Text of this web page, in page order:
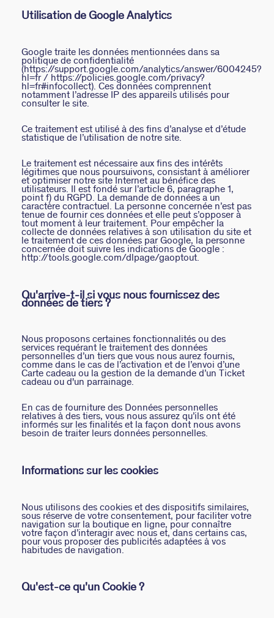
Utilisation de Google Analytics
Google traite les données mentionnées dans sa
politique de confidentialité
(https://support.google.com/analytics/answer/6004245?
hl=fr / https://policies.google.com/privacy?
hl=fr#infocollect). Ces données comprennent
notamment l’adresse IP des appareils utilisés pour
consulter le site.
Ce traitement est utilisé à des fins d’analyse et d’étude
statistique de l’utilisation de notre site.
Le traitement est nécessaire aux fins des intérêts
légitimes que nous poursuivons, consistant à améliorer
et optimiser notre site Internet au bénéfice des
utilisateurs. Il est fondé sur l’article 6, paragraphe 1,
point f) du RGPD. La demande de données a un
caractère contractuel. La personne concernée n’est pas
tenue de fournir ces données et elle peut s’opposer à
tout moment à leur traitement. Pour empêcher la
collecte de données relatives à son utilisation du site et
le traitement de ces données par Google, la personne
concernée doit suivre les indications de Google :
http://tools.google.com/dlpage/gaoptout.
Qu'arrive-t-il si vous nous fournissez des
données de tiers ?
Nous proposons certaines fonctionnalités ou des
services requérant le traitement des données
personnelles d’un tiers que vous nous aurez fournis,
comme dans le cas de l’activation et de l’envoi d’une
Carte cadeau ou la gestion de la demande d’un Ticket
cadeau ou d'un parrainage.
En cas de fourniture des Données personnelles
relatives à des tiers, vous nous assurez qu’ils ont été
informés sur les finalités et la façon dont nous avons
besoin de traiter leurs données personnelles.
Informations sur les cookies
Nous utilisons des cookies et des dispositifs similaires,
sous réserve de votre consentement, pour faciliter votre
navigation sur la boutique en ligne, pour connaître
votre façon d’interagir avec nous et, dans certains cas,
pour vous proposer des publicités adaptées à vos
habitudes de navigation.
Qu'est-ce qu'un Cookie ?